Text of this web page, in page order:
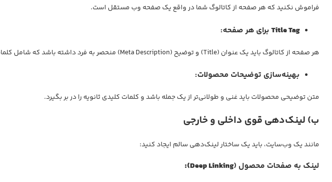
فراموش نکنید که هر صفحه از کاتالوگ شما در واقع یک صفحه وب مستقل است.
Title Tag برای هر صفحه:
هر صفحه از کاتالوگ باید یک عنوان (Title) و توضیح (Meta Description) منحصر به فرد داشته باشد که شامل کلمات کلیدی مرتبط با محصولات همان صفحه باشد.
بهینه‌سازی توضیحات محصولات:
متن توضیحی محصولات باید غنی و طولانی‌تر از یک جمله باشد و کلمات کلیدی ثانویه را در بر بگیرد.
ب) لینک‌دهی قوی داخلی و خارجی
مانند یک وب‌سایت، باید یک ساختار لینک‌‌دهی سالم ایجاد کنید:
لینک به صفحات محصول (Deep Linking):